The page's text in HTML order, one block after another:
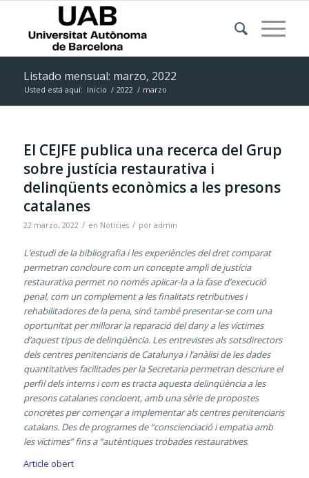
Listado mensual: marzo, 2022
Usted está aquí: Inicio / 2022 / marzo
El CEJFE publica una recerca del Grup
sobre justícia restaurativa i
delinqüents econòmics a les presons
catalanes
22 marzo, 2022 / en Notícies / por admin
L’estudi de la bibliografia i les experiències del dret comparat
permetran concloure com un concepte ampli de justícia
restaurativa permet no només aplicar-la a la fase d’execució
penal, com un complement a les finalitats retributives i
rehabilitadores de la pena, sinó també presentar-se com una
oportunitat per millorar la reparació del dany a les víctimes
d’aquest tipus de delinqüència. Les entrevistes als sotsdirectors
dels centres penitenciaris de Catalunya i l’anàlisi de les dades
quantitatives facilitades per la Secretaria permetran descriure el
perfil dels interns i com es tracta aquesta delinqüència a les
presons catalanes concloent, amb una sèrie de propostes
concretes per començar a implementar als centres penitenciaris
catalans. Des de programes de “conscienciació i empatia amb
les víctimes” fins a “autèntiques trobades restauratives.
Article obert